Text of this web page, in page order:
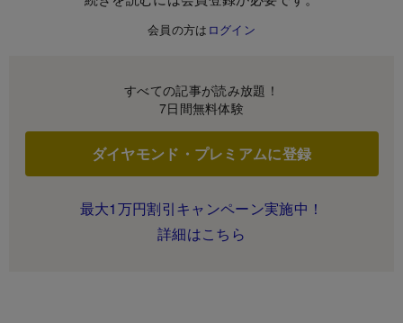
会員の方は ログイン
すべての記事が読み放題！
7日間無料体験
ダイヤモンド・プレミアムに登録
最大1万円割引キャンペーン実施中！
詳細はこちら